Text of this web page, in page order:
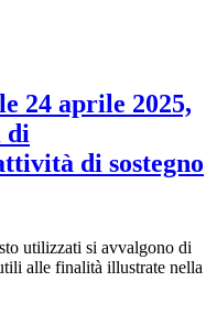
24 aprile 2025,
di
di sostegno
utilizzati si avvalgono di
alle finalità illustrate nella